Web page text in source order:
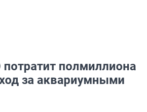
полмиллиона
за аквариумными